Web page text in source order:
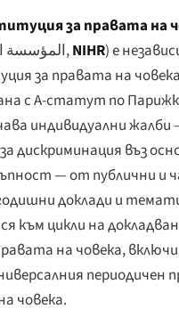
за правата на
المؤسسة,NIHR) е
за правата на
с A-статут по
индивидуални жалби
дискриминация въз
— от публични и
доклади и
към цикли на
на човека,
периодичен
човека.